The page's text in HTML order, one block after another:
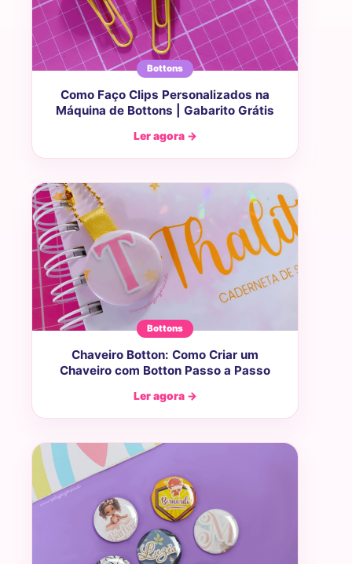
Bottons
Como Faço Clips Personalizados na
Máquina de Bottons | Gabarito Grátis
Ler agora →
Bottons
Chaveiro Botton: Como Criar um
Chaveiro com Botton Passo a Passo
Ler agora →